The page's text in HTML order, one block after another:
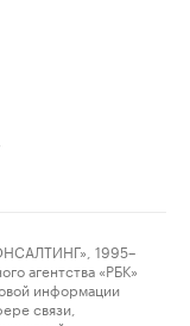
1995–
агентства «РБК»
информации
связи,